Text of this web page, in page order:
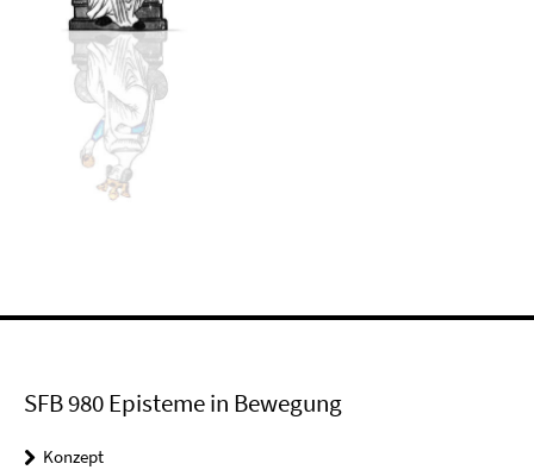
SFB 980 Episteme in Bewegung
Konzept